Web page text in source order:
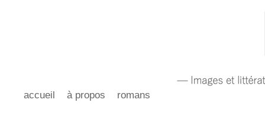
accueil à propos romans